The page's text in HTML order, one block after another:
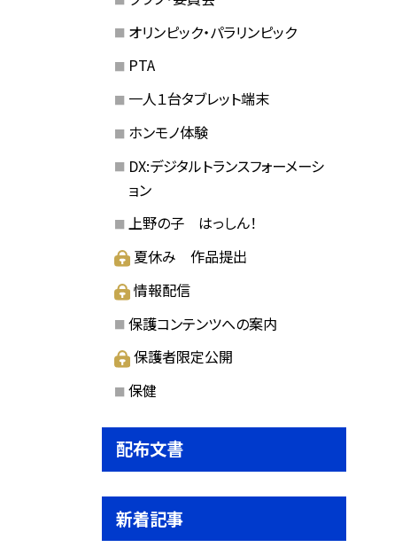
オリンピック・パラリンピック
PTA
一人１台タブレット端末
ホンモノ体験
DX:デジタルトランスフォーメーシ
ョン
上野の子 はっしん！
夏休み 作品提出
情報配信
保護コンテンツへの案内
保護者限定公開
保健
配布文書
新着記事